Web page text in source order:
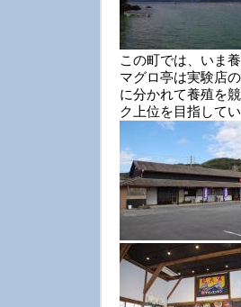
この町では、いま
マグロ亭は実験店
に分かれて養殖を
ク上位を目指してい